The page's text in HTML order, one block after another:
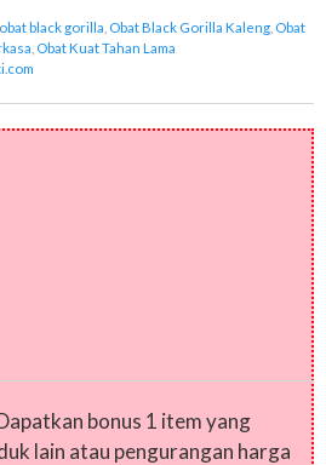
obat black gorilla Obat Black Gorilla Kaleng Obat
Obat Kuat Tahan Lama
bonus 1 item yang
lain atau pengurangan harga